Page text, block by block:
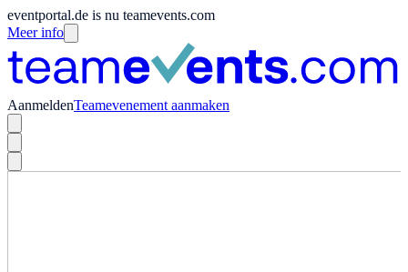
eventportal.de is nu teamevents.com
Meer info
AanmeldenTeamevenement aanmaken